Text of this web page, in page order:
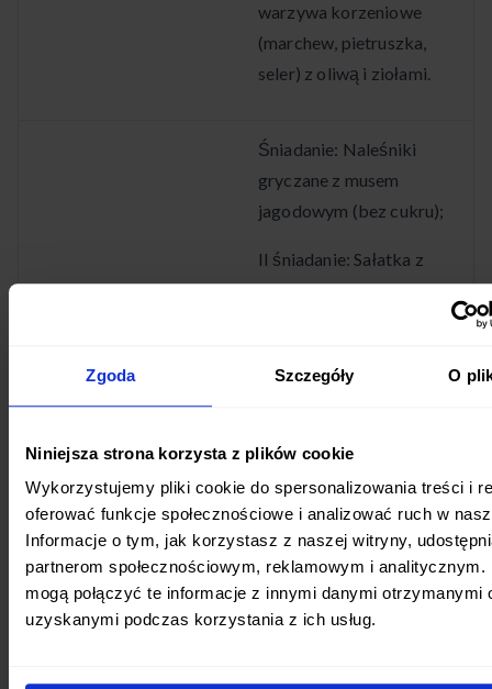
Zgoda Szczegóły O
Niniejsza strona korzysta z plików cookie
Wykorzystujemy pliki cookie do spersonalizowania treści i
oferować funkcje społecznościowe i analizować ruch w
Informacje o tym, jak korzystasz z naszej witryny,
partnerom społecznościowym, reklamowym i analitycznym.
mogą połączyć te informacje z innymi danymi otrzymanymi
uzyskanymi podczas korzystania z ich usług.
warzywa korzeniowe
(marchew, pietruszka,
seler) z oliwą i ziołami.
Śniadanie: Naleśniki
gryczane z musem
jagodowym (bez cukru);
II śniadanie: Sałatka z
pomidora, mozzarelli light
Obiad: Duszona pierś z
szpinak;
Podwieczorek: Koktajl z
maślanki i truskawek;
Kolacja: Sałatka z
ciecierzycy, ogórka